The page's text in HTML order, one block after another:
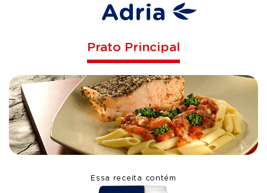
Adria
Prato Principal
Essa receita contém